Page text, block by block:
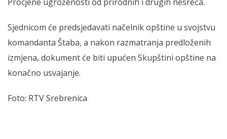
Sjednicom će predsjedavati načelnik opštine u svojstvu
komandanta Štaba, a nakon razmatranja predloženih
izmjena, dokument će biti upućen Skupštini opštine na
konačno usvajanje.
Foto: RTV Srebrenica